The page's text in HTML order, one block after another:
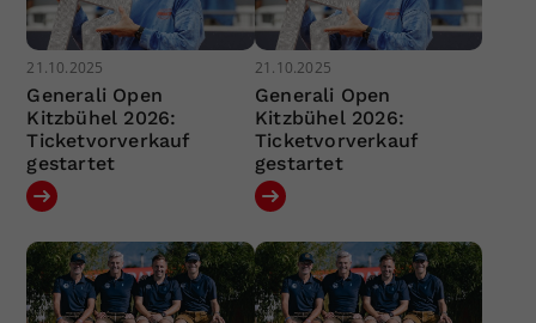
21.10.2025
Generali Open
Kitzbühel 2026:
Ticketvorverkauf
gestartet
21.10.2025
Generali Open
Kitzbühel 2026:
Ticketvorverkauf
gestartet